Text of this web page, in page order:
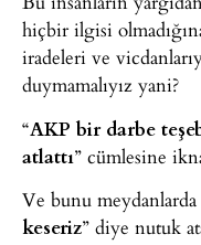
hiçbir ilgisi
iradeleri ve
duymamalıyız yani?
“AKP bir darbe
atlattı” cümlesine
Ve bunu meydanlarda
keseriz” diye nutuk